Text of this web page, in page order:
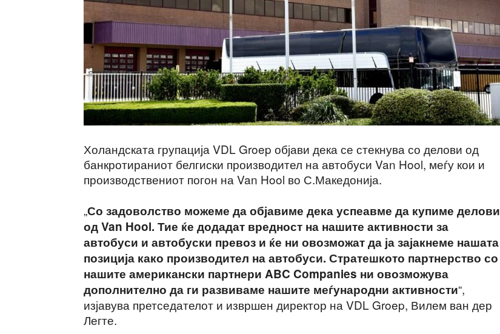
Холандската групација VDL Groep објави дека се стекнува со делови од
банкротираниот белгиски производител на автобуси Van Hool, меѓу кои и
производствениот погон на Van Hool во С.Македонија.
„Со задоволство можеме да објавиме дека успеавме да купиме делови
од Van Hool. Тие ќе додадат вредност на нашите активности за
автобуси и автобуски превоз и ќе ни овозможат да ја зајакнеме нашата
позиција како производител на автобуси. Стратешкото партнерство со
нашите американски партнери ABC Companies ни овозможува
дополнително да ги развиваме нашите меѓународни активности“,
изјавува претседателот и извршен директор на VDL Groep, Вилем ван дер
Легте.